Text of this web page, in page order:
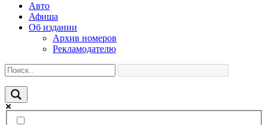
Авто
Афиша
Об издании
Архив номеров
Рекламодателю